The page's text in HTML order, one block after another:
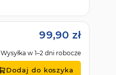
99,90 zł
Wysyłka w 1–2 dni robocze
Dodaj do koszyka